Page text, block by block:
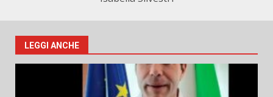
LEGGI ANCHE